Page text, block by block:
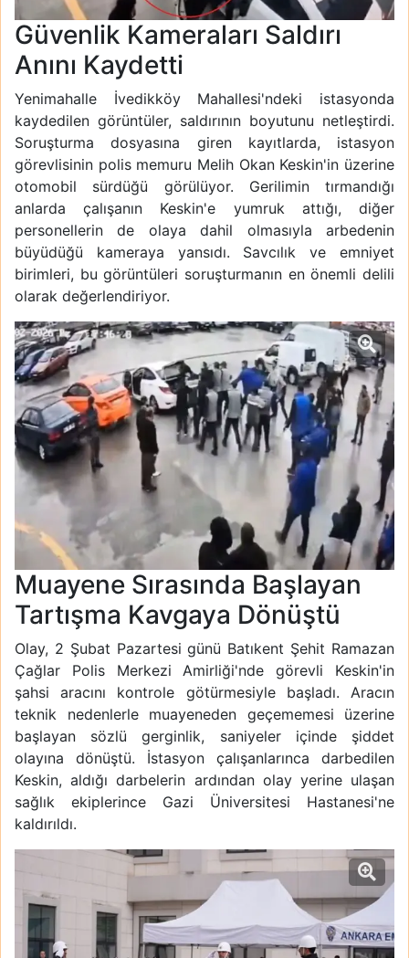
Güvenlik Kameraları Saldırı
Anını Kaydetti
Yenimahalle İvedikköy Mahallesi'ndeki istasyonda
kaydedilen görüntüler, saldırının boyutunu netleştirdi.
Soruşturma dosyasına giren kayıtlarda, istasyon
görevlisinin polis memuru Melih Okan Keskin'in üzerine
otomobil sürdüğü görülüyor. Gerilimin tırmandığı
anlarda çalışanın Keskin'e yumruk attığı, diğer
personellerin de olaya dahil olmasıyla arbedenin
büyüdüğü kameraya yansıdı. Savcılık ve emniyet
birimleri, bu görüntüleri soruşturmanın en önemli delili
olarak değerlendiriyor.
Muayene Sırasında Başlayan
Tartışma Kavgaya Dönüştü
Olay, 2 Şubat Pazartesi günü Batıkent Şehit Ramazan
Çağlar Polis Merkezi Amirliği'nde görevli Keskin'in
şahsi aracını kontrole götürmesiyle başladı. Aracın
teknik nedenlerle muayeneden geçememesi üzerine
başlayan sözlü gerginlik, saniyeler içinde şiddet
olayına dönüştü. İstasyon çalışanlarınca darbedilen
Keskin, aldığı darbelerin ardından olay yerine ulaşan
sağlık ekiplerince Gazi Üniversitesi Hastanesi'ne
kaldırıldı.